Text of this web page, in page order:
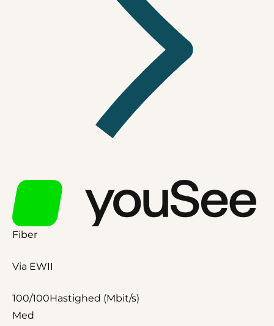
Fiber
Via EWII
100/100Hastighed (Mbit/s)
Med